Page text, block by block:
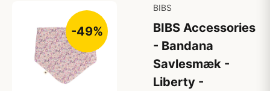
-49%
BIBS
BIBS Accessories
- Bandana
Savlesmæk -
Liberty -